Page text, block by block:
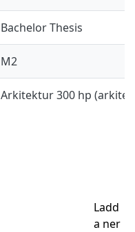
Bachelor Thesis
M2
Arkitektur 300 hp
Ladd
a ner